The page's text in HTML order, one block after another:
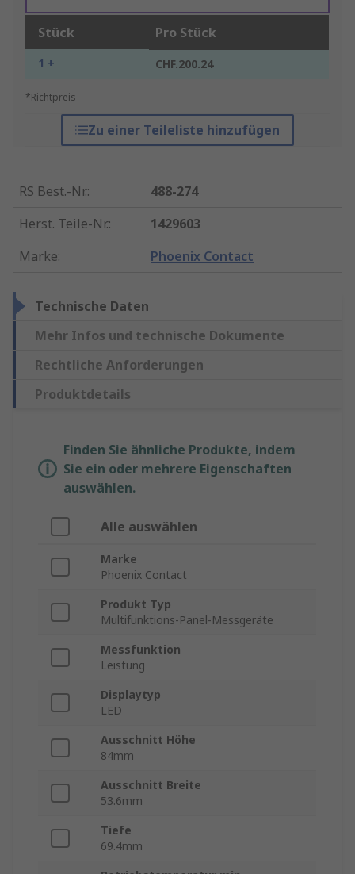
Stück Pro Stück
1 + CHF.200.24
*Richtpreis
Zu einer Teileliste hinzufügen
RS Best.-Nr.:
488-274
Herst. Teile-Nr.:
1429603
Marke: Phoenix Contact
Technische Daten
Mehr Infos und technische Dokumente
Rechtliche Anforderungen
Produktdetails
Finden Sie ähnliche Produkte, indem
Sie ein oder mehrere Eigenschaften
auswählen.
Alle auswählen
Marke
Phoenix Contact
Produkt Typ
Multifunktions-Panel-Messgeräte
Messfunktion
Leistung
Displaytyp
LED
Ausschnitt Höhe
84mm
Ausschnitt Breite
53.6mm
Tiefe
69.4mm